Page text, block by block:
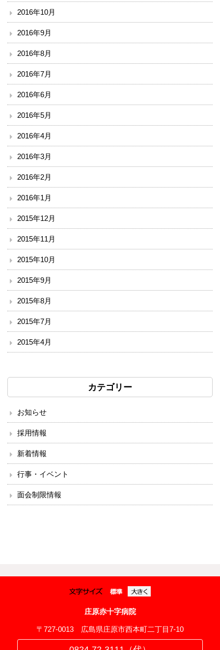
2016年10月
2016年9月
2016年8月
2016年7月
2016年6月
2016年5月
2016年4月
2016年3月
2016年2月
2016年1月
2015年12月
2015年11月
2015年10月
2015年9月
2015年8月
2015年7月
2015年4月
カテゴリー
お知らせ
採用情報
新着情報
行事・イベント
面会制限情報
庄原赤十字病院
〒727-0013 広島県庄原市西本町二丁目7-10